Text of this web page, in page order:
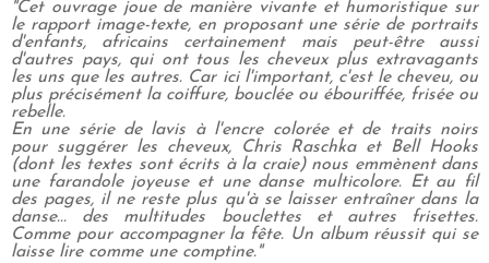
"Cet ouvrage joue de manière vivante et humoristique sur
le rapport image-texte, en proposant une série de portraits
d'enfants, africains certainement mais peut-être aussi
d'autres pays, qui ont tous les cheveux plus extravagants
les uns que les autres. Car ici l'important, c'est le cheveu, ou
plus précisément la coiffure, bouclée ou ébouriffée, frisée ou
rebelle.
En une série de lavis à l'encre colorée et de traits noirs
pour suggérer les cheveux, Chris Raschka et Bell Hooks
(dont les textes sont écrits à la craie) nous emmènent dans
une farandole joyeuse et une danse multicolore. Et au fil
des pages, il ne reste plus qu'à se laisser entraîner dans la
danse... des multitudes bouclettes et autres frisettes.
Comme pour accompagner la fête. Un album réussit qui se
laisse lire comme une comptine."